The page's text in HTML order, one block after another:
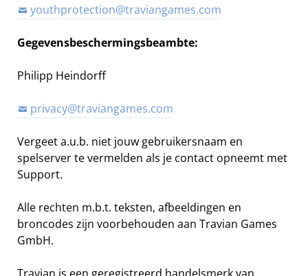
youthprotection@traviangames.com
Gegevensbeschermingsbeambte:
Philipp Heindorff
privacy@traviangames.com
Vergeet a.u.b. niet jouw gebruikersnaam en
spelserver te vermelden als je contact opneemt met
Support.
Alle rechten m.b.t. teksten, afbeeldingen en
broncodes zijn voorbehouden aan Travian Games
GmbH.